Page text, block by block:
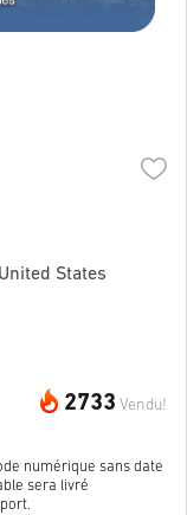
United States
2733 Vendu!
numérique sans date
sera livré